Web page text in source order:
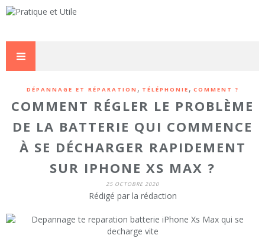
DÉPANNAGE ET RÉPARATION , TÉLÉPHONIE , COMMENT ?
COMMENT RÉGLER LE PROBLÈME
DE LA BATTERIE QUI COMMENCE
À SE DÉCHARGER RAPIDEMENT
SUR IPHONE XS MAX ?
25 OCTOBRE 2020
Rédigé par la rédaction